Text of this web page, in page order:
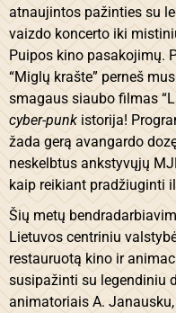
atnaujintos pažinties su
vaizdo koncerto iki
Puipos kino pasakojimų.
“Miglų krašte” perneš
smagaus siaubo filmas
cyber-punkistorija!
žada gerą avangardo
neskelbtus ankstyvųjų
kaip reikiant pradžiuginti
Šių metų
Lietuvos centriniu
restauruotą kino ir
susipažinti su legendiniu
animatoriais A.